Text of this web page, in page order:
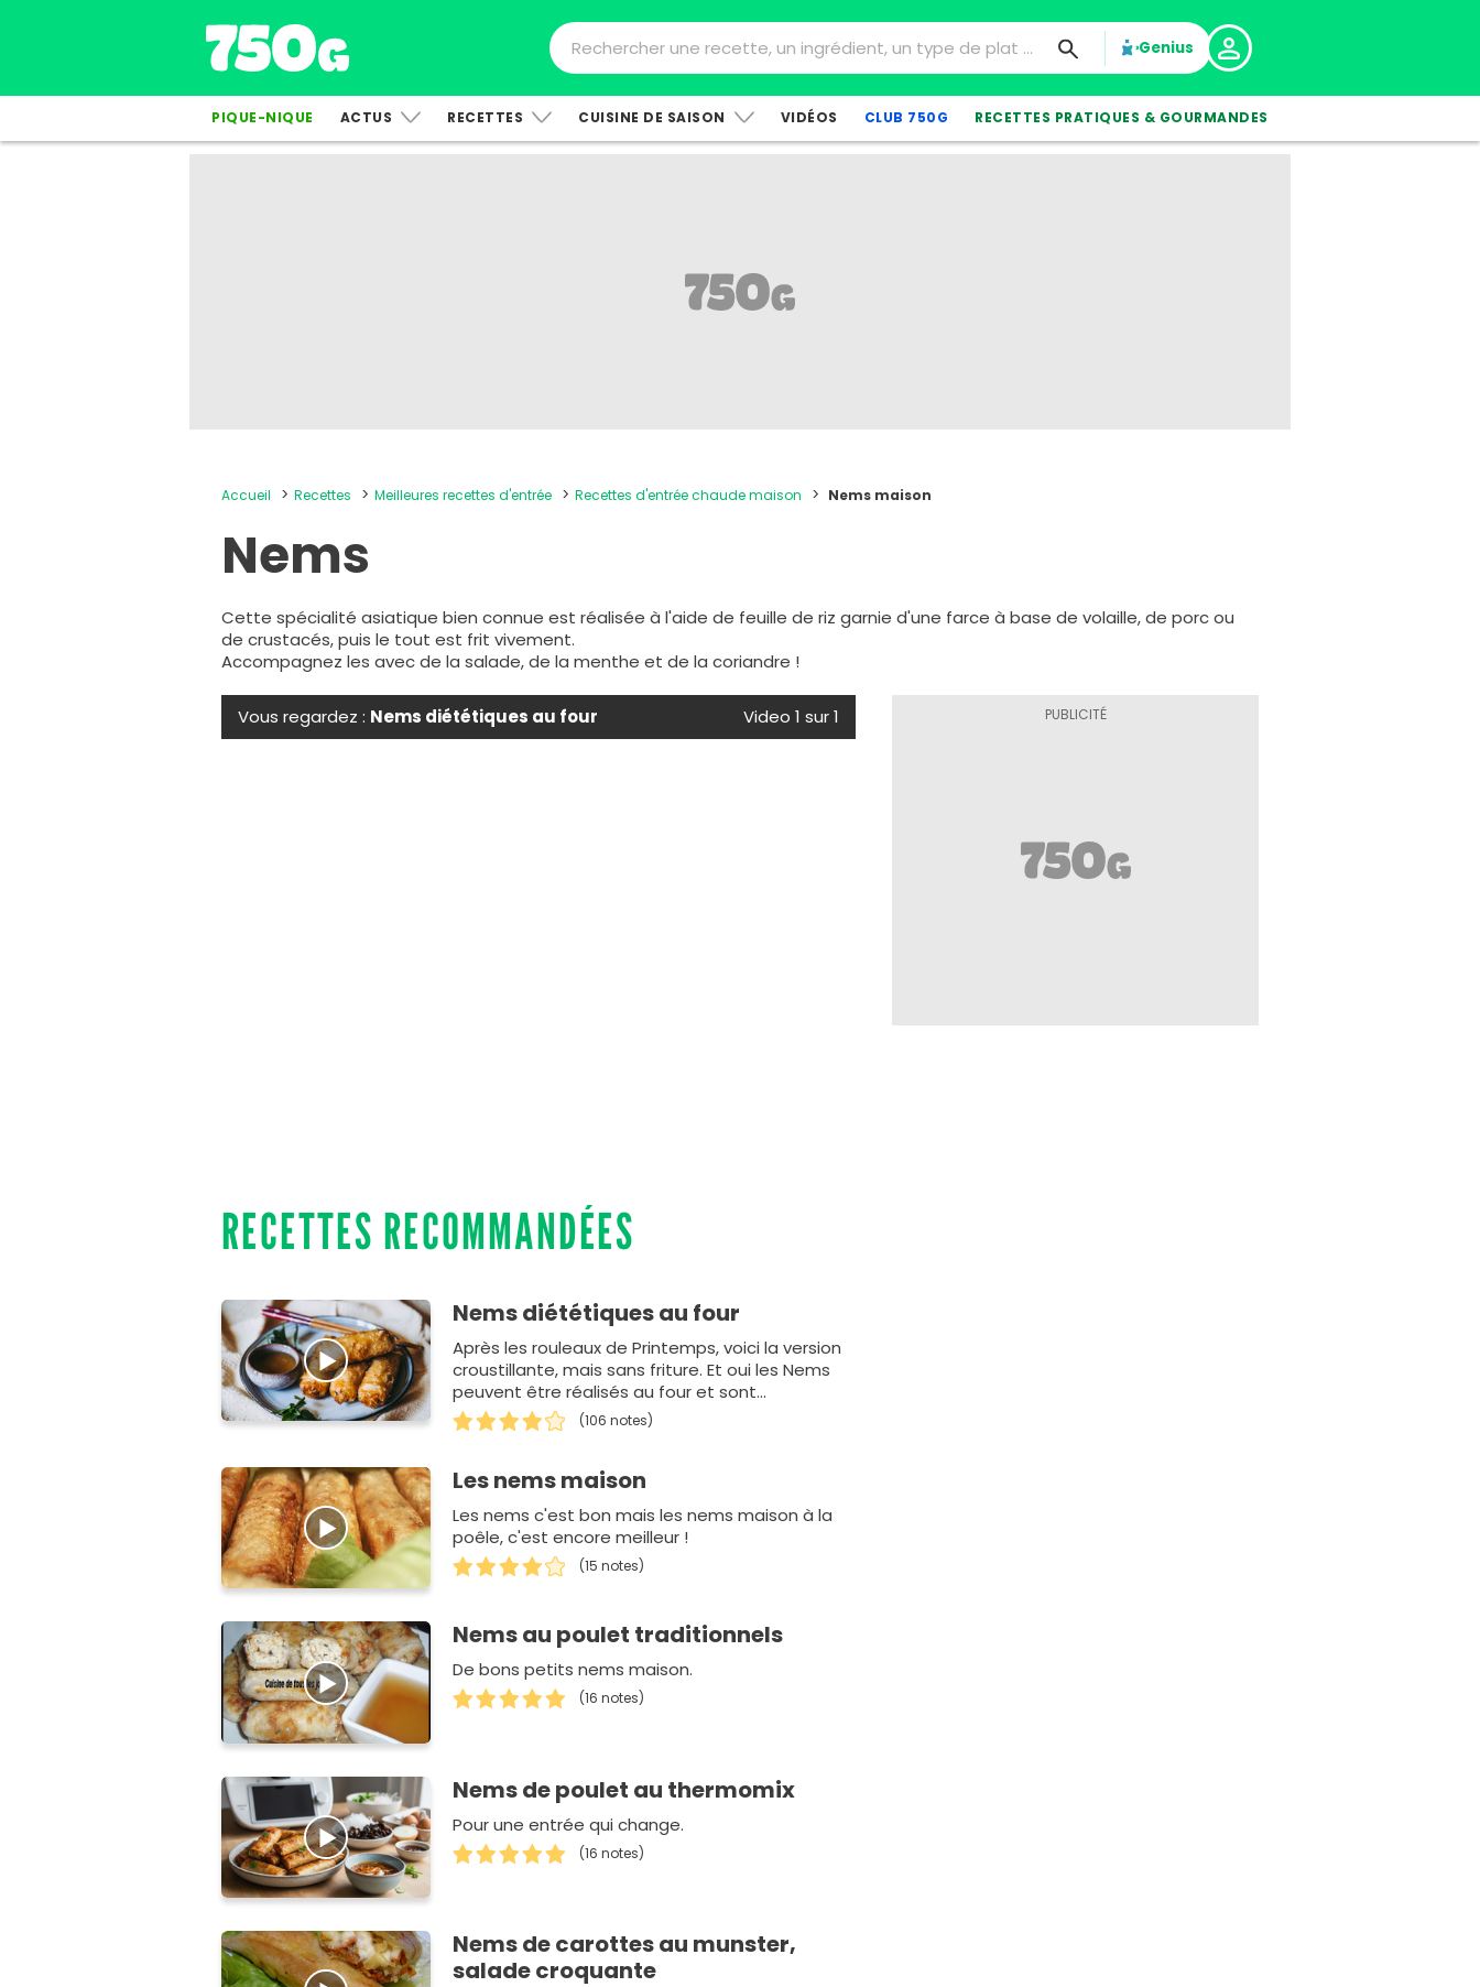
Genius
PIQUE-NIQUE ACTUS RECETTES CUISINE DE SAISON VIDÉOS CLUB 750G RECETTES PRATIQUES & GOURMANDES
Accueil Recettes Meilleures recettes d'entrée Recettes d'entrée chaude maison Nems maison
Nems
Cette spécialité asiatique bien connue est réalisée à l'aide de feuille de riz garnie d'une farce à base de volaille, de porc ou
de crustacés, puis le tout est frit vivement.
Accompagnez les avec de la salade, de la menthe et de la coriandre !
Vous regardez : Nems diététiques au four Video 1 sur 1
RECETTES RECOMMANDÉES
Nems diététiques au four
Après les rouleaux de Printemps, voici la version
croustillante, mais sans friture. Et oui les Nems
peuvent être réalisés au four et sont…
(106 notes)
Les nems maison
Les nems c'est bon mais les nems maison à la
poêle, c'est encore meilleur !
(15 notes)
Nems au poulet traditionnels
De bons petits nems maison.
(16 notes)
Nems de poulet au thermomix
Pour une entrée qui change.
(16 notes)
Nems de carottes au munster,
salade croquante